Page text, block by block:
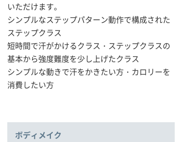
いただけます。
シンプルなステップパターン動作で構成された
ステップクラス
短時間で汗がかけるクラス・ステップクラスの
基本から強度難度を少し上げたクラス
シンプルな動きで汗をかきたい方・カロリーを
消費したい方
ボディメイク